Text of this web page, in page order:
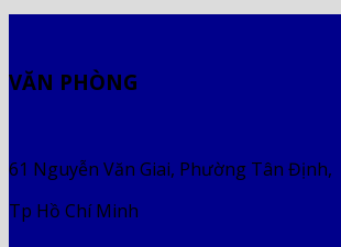
VĂN PHÒNG
61 Nguyễn Văn Giai, Phường Tân Định,
Tp Hồ Chí Minh